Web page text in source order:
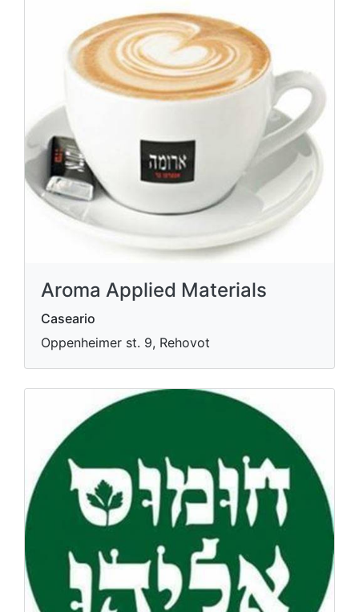
Aroma Applied Materials
Caseario
Oppenheimer st. 9, Rehovot